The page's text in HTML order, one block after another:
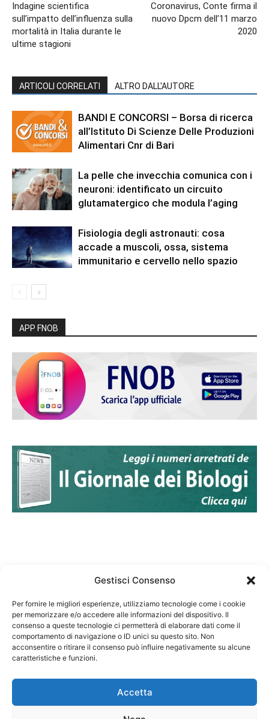
Gestisci Consenso
Per fornire le migliori esperienze, utilizziamo tecnologie come i cookie
per memorizzare e/o accedere alle informazioni del dispositivo. Il
consenso a queste tecnologie ci permetterà di elaborare dati come il
comportamento di navigazione o ID unici su questo sito. Non
acconsentire o ritirare il consenso può influire negativamente su alcune
caratteristiche e funzioni.
Accetta
Indagine scientifica
sull’impatto dell’influenza sulla
mortalità in Italia durante le
ultime stagioni
Coronavirus, Conte firma il
nuovo Dpcm dell’11 marzo
2020
ARTICOLI CORRELATI ALTRO DALL'AUTORE
BANDI E CONCORSI – Borsa di ricerca
all’Istituto Di Scienze Delle Produzioni
Alimentari Cnr di Bari
La pelle che invecchia comunica con i
neuroni: identificato un circuito
glutamatergico che modula l’aging
Fisiologia degli astronauti: cosa
accade a muscoli, ossa, sistema
immunitario e cervello nello spazio
APP FNOB
Federazione Nazionale Degli Ordini dei Biologi:
codice fiscale 80069130583
Responsabile sito internet www.fnob.it: